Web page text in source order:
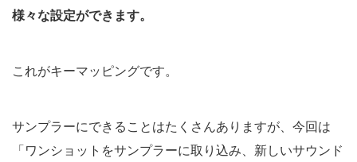
様々な設定ができます。
これがキーマッピングです。
サンプラーにできることはたくさんありますが、今回は
「ワンショットをサンプラーに取り込み、新しいサウンド